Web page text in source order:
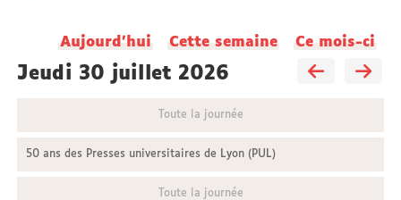
Actualités
Aujourd'hui Cette semaine Ce mois-ci
jeudi 30 juillet 2026
Toute la journée
50 ans des Presses universitaires de Lyon (PUL)
Toute la journée